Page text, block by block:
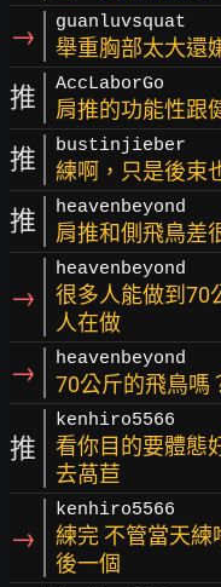
→ guanluvsquat
舉重胸部太大還
推 AccLaborGo
肩推的功能性跟
推 bustinjieber
練啊，只是後束
推 heavenbeyond
肩推和側飛鳥差
→
heavenbeyond
很多人能做到70
人在做
→ heavenbeyond
70公斤的飛鳥嗎
推
kenhiro5566
看你目的要體態
去萵苣
→
kenhiro5566
練完 不管當天練
後一個